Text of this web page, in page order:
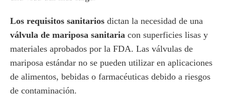
Los requisitos sanitarios dictan la necesidad de una
válvula de mariposa sanitaria con superficies lisas y
materiales aprobados por la FDA. Las válvulas de
mariposa estándar no se pueden utilizar en aplicaciones
de alimentos, bebidas o farmacéuticas debido a riesgos
de contaminación.